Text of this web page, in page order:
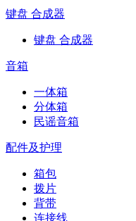
键盘 合成器
键盘 合成器
音箱
一体箱
分体箱
民谣音箱
配件及护理
箱包
拨片
背带
连接线